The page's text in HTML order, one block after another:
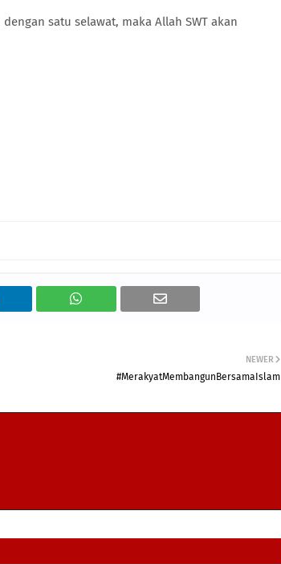
satu selawat, maka Allah SWT akan
NEWER
#MerakyatMembangunBersamaIslam